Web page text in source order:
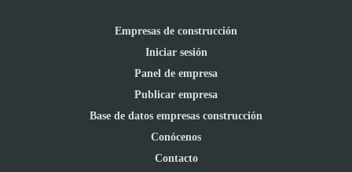
Empresas de construcción
Iniciar sesión
Panel de empresa
Publicar empresa
Base de datos empresas construcción
Conócenos
Contacto